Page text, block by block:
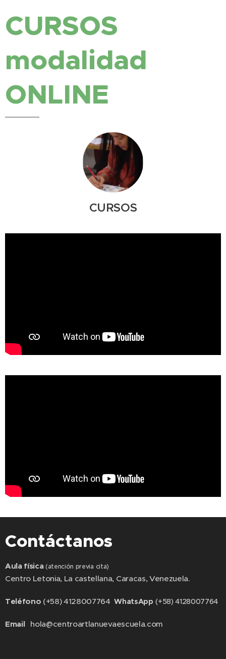
CURSOS
modalidad
ONLINE
CURSOS
Contáctanos
Aula física(atención previa cita)
Centro Letonia, La castellana, Caracas, Venezuela.
Teléfono (+58) 4128007764WhatsApp (+58) 4128007764
Email hola@centroartlanuevaescuela.com